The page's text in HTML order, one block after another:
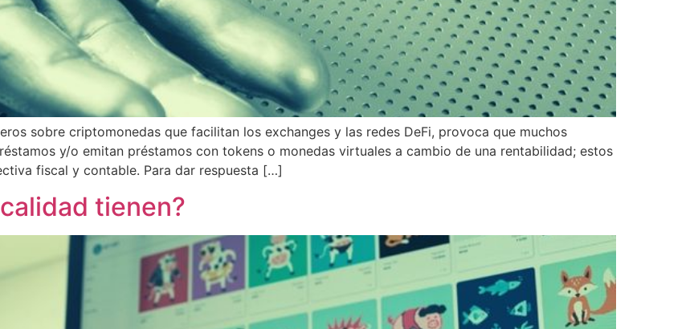
sobre criptomonedas que facilitan los exchanges y las redes DeFi, provoca que muchos
y/o emitan préstamos con tokens o monedas virtuales a cambio de una rentabilidad; estos
fiscal y contable. Para dar respuesta […]
tienen?